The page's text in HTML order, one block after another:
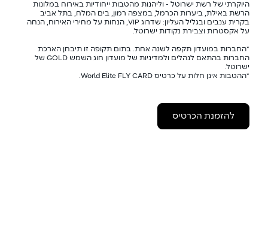
היוקרתי של רשת ישרוטל - וליהנות מהטבות ייחודיות באירוח במלונות
הרשת באילת, ביערות הכרמל, במצפה רמון, בים המלח, בתל אביב
בקרית ענבים ובגליל העליון: שדרוג VIP, הנחות על מחירי האירוח, הנחה
על אקסטרות וצבירת נקודות ישרוטל.
*החברות במועדון תקפה לשנה אחת. בתום תקופה זו תיבחן הארכת
החברות בהתאם לנהלים ולמדיניות של מועדון חוג השמש GOLD של
ישרוטל.
*ההטבות אינן חלות על כרטיס World Elite FLY CARD.
להזמנת הכרטיס